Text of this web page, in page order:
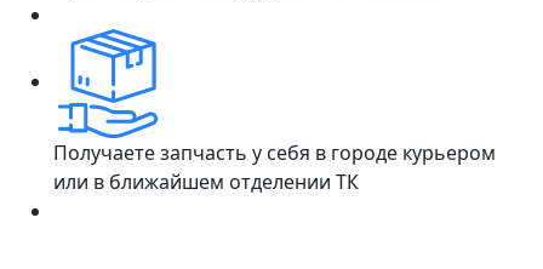
Получаете запчасть у себя в городе курьером
или в ближайшем отделении ТК